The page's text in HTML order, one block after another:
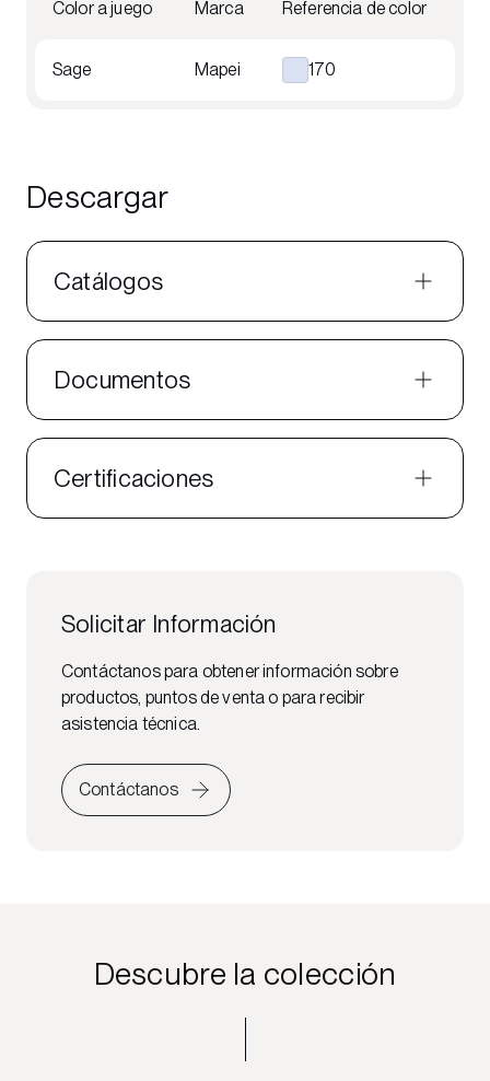
Color a juego Marca Referencia de color
Sage Mapei 170
Descargar
Catálogos
Documentos
Certificaciones
Solicitar Información
Contáctanos para obtener información sobre
productos, puntos de venta o para recibir
asistencia técnica.
Contáctanos
Descubre la colección